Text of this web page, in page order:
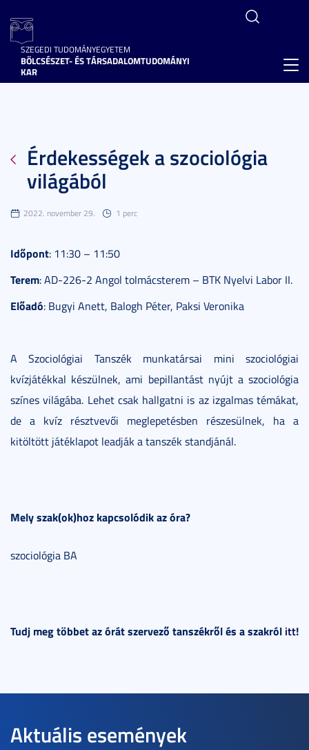
SZEGEDI TUDOMÁNYEGYETEM
BÖLCSÉSZET- ÉS TÁRSADALOMTUDOMÁNYI
KAR
Érdekességek a szociológia
világából
2022. november 29. 1 perc
Időpont: 11:30 – 11:50
Terem: AD-226-2 Angol tolmácsterem – BTK Nyelvi Labor II.
Előadó: Bugyi Anett, Balogh Péter, Paksi Veronika
A Szociológiai Tanszék munkatársai mini szociológiai
kvízjátékkal készülnek, ami bepillantást nyújt a szociológia
színes világába. Lehet csak hallgatni is az izgalmas témákat,
de a kvíz résztvevői meglepetésben részesülnek, ha a
kitöltött játéklapot leadják a tanszék standjánál.
Mely szak(ok)hoz kapcsolódik az óra?
szociológia BA
Tudj meg többet az órát szervező tanszékről és a szakról itt!
Aktuális események